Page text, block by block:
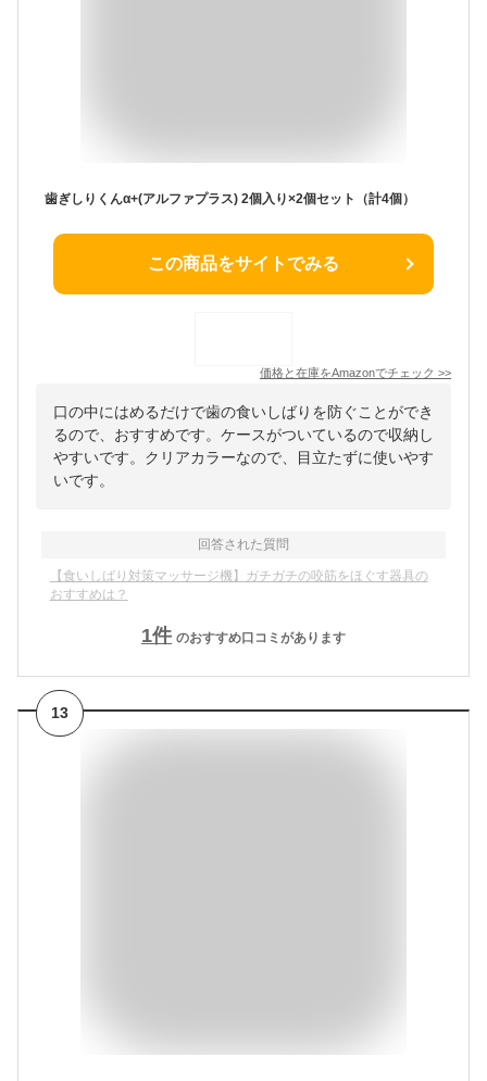
歯ぎしりくんα+(アルファプラス) 2個入り×2個セット（計4個）
この商品をサイトでみる
価格と在庫をAmazonでチェック >>
口の中にはめるだけで歯の食いしばりを防ぐことができ
るので、おすすめです。ケースがついているので収納し
やすいです。クリアカラーなので、目立たずに使いやす
いです。
回答された質問
【食いしばり対策マッサージ機】ガチガチの咬筋をほぐす器具の
おすすめは？
1件 のおすすめ口コミがあります
13